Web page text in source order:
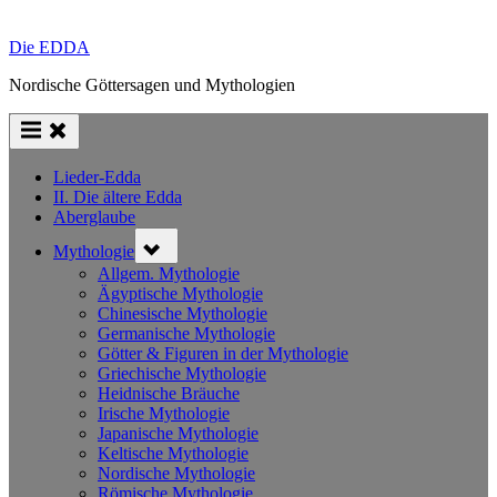
Die EDDA
Nordische Göttersagen und Mythologien
Lieder-Edda
II. Die ältere Edda
Aberglaube
Mythologie sub-
menu
Allgem. Mythologie
Ägyptische Mythologie
Chinesische Mythologie
Germanische Mythologie
Götter & Figuren in der Mythologie
Griechische Mythologie
Heidnische Bräuche
Irische Mythologie
Japanische Mythologie
Keltische Mythologie
Nordische Mythologie
Römische Mythologie